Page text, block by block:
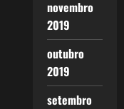
novembro
2019
outubro
2019
setembro